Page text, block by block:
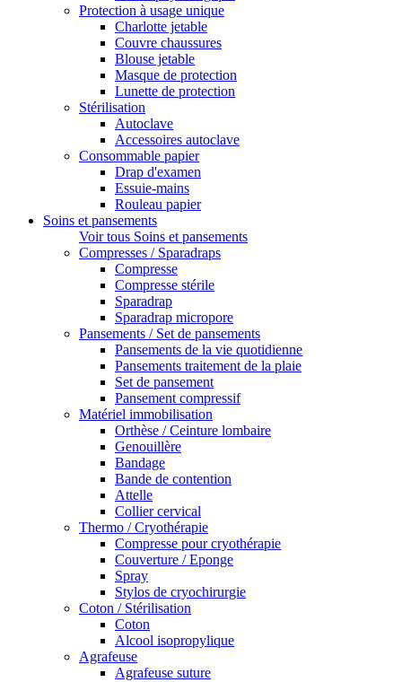
Protection à usage unique
Charlotte jetable
Couvre chaussures
Blouse jetable
Masque de protection
Lunette de protection
Stérilisation
Autoclave
Accessoires autoclave
Consommable papier
Drap d'examen
Essuie-mains
Rouleau papier
Soins et pansements
Voir tous Soins et pansements
Compresses / Sparadraps
Compresse
Compresse stérile
Sparadrap
Sparadrap micropore
Pansements / Set de pansements
Pansements de la vie quotidienne
Pansements traitement de la plaie
Set de pansement
Pansement compressif
Matériel immobilisation
Orthèse / Ceinture lombaire
Genouillère
Bandage
Bande de contention
Attelle
Collier cervical
Thermo / Cryothérapie
Compresse pour cryothérapie
Couverture / Eponge
Spray
Stylos de cryochirurgie
Coton / Stérilisation
Coton
Alcool isopropylique
Agrafeuse
Agrafeuse suture